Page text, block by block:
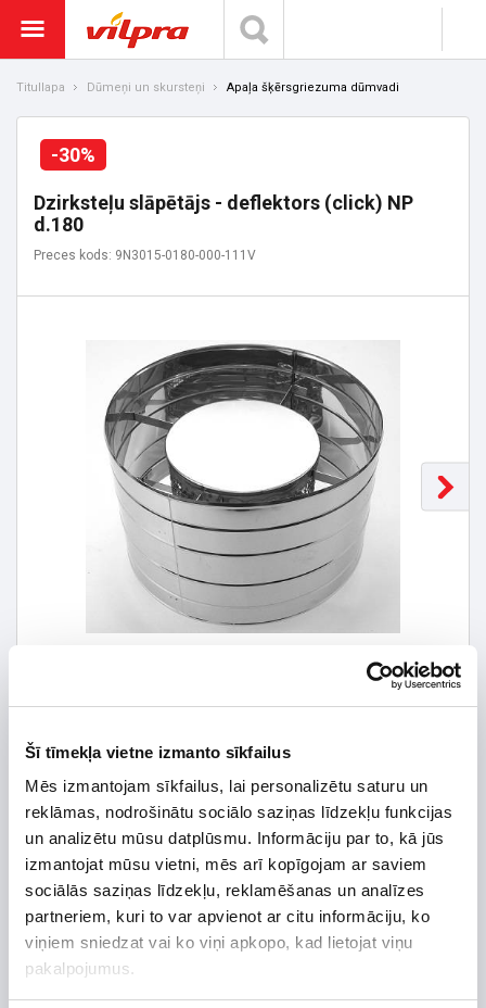
Šī tīmekļa vietne izmanto sīkfailus
Mēs izmantojam sīkfailus, lai personalizētu saturu un
reklāmas, nodrošinātu sociālo saziņas līdzekļu funkcijas
un analizētu mūsu datplūsmu. Informāciju par to, kā jūs
izmantojat mūsu vietni, mēs arī kopīgojam ar saviem
sociālās saziņas līdzekļu, reklamēšanas un analīzes
partneriem, kuri to var apvienot ar citu informāciju, ko
viņiem sniedzat vai ko viņi apkopo, kad lietojat viņu
pakalpojumus.
Titullapa Dūmeņi un skursteņi Apaļa šķērsgriezuma dūmvadi
-30%
Dzirksteļu slāpētājs - deflektors (click) NP
d.180
Preces kods: 9N3015-0180-000-111V
79,83 € *
114,04 € *Detalizētāku informāciju un cenu meklēt